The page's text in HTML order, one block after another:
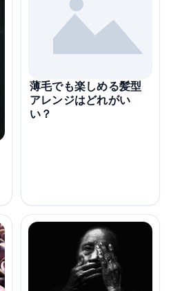
薄毛でも楽しめる髪型
アレンジはどれがい
い？